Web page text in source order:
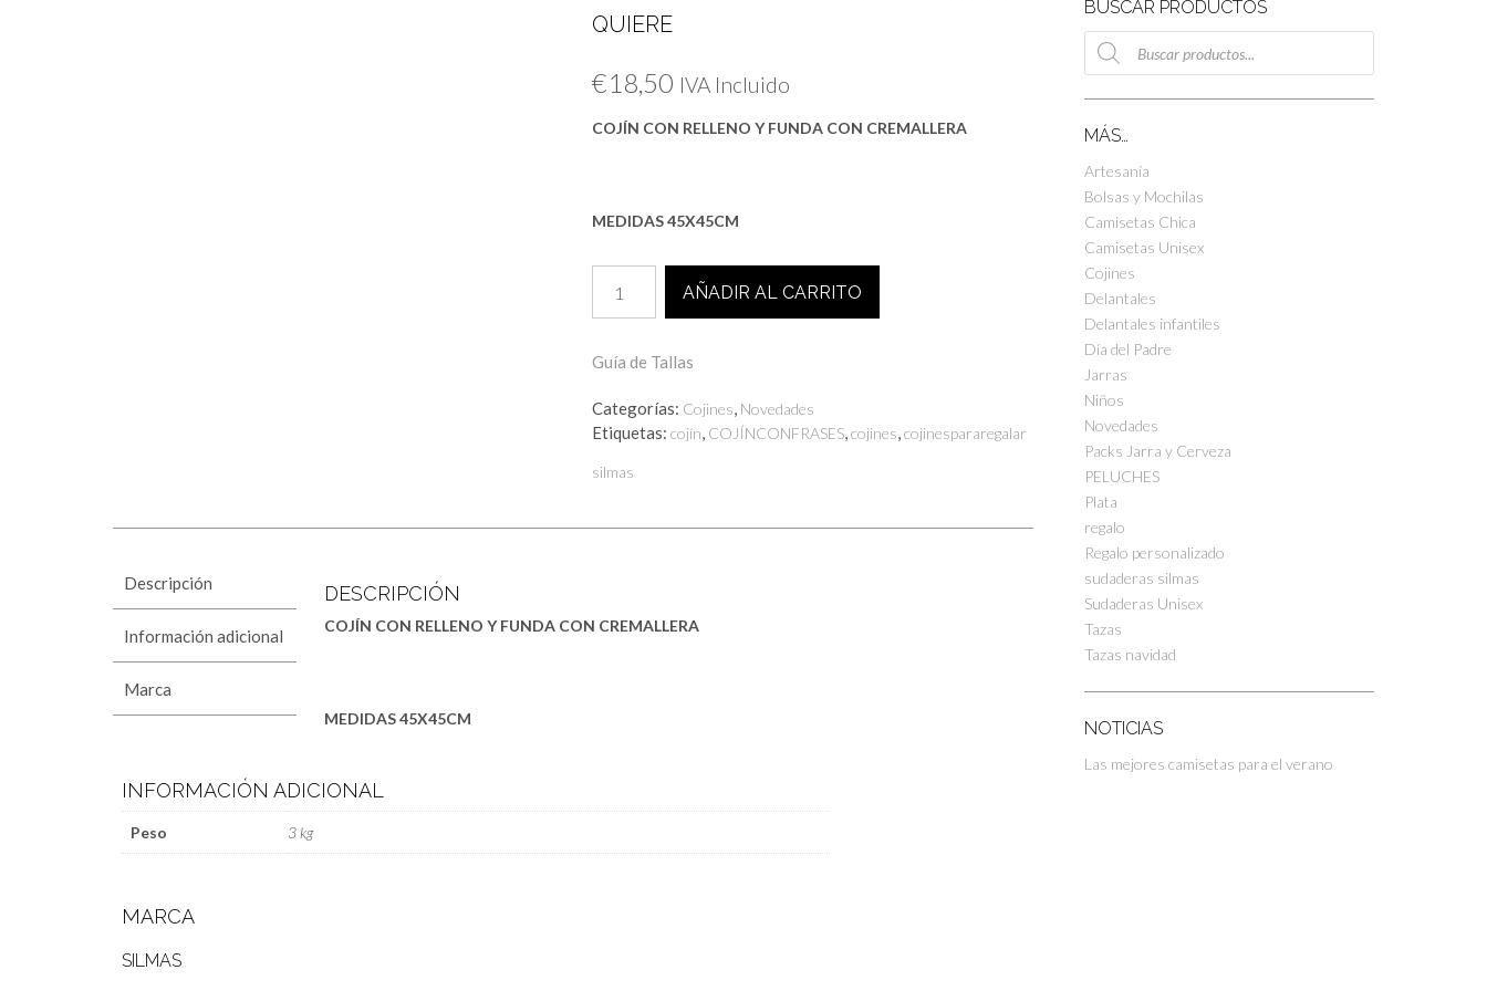
QUIERE
€18,50 IVA Incluido
COJÍN CON RELLENO Y FUNDA CON CREMALLERA
MEDIDAS 45X45CM
CÚAL
ES
POLLO
MÁS
TE
AÑADIR AL CARRITO
Guía de Tallas
Categorías: Cojines, Novedades
Etiquetas: cojín, COJÍNCONFRASES,cojines,cojinespararegalar
silmas
Descripción
Información adicional
Marca
DESCRIPCIÓN
COJÍN CON RELLENO Y FUNDA CON CREMALLERA
MEDIDAS 45X45CM
INFORMACIÓN ADICIONAL
Peso 3 kg
MARCA
SILMAS
BUSCAR PRODUCTOS
Búsqueda
de
productos
MÁS…
Artesanía
Bolsas y Mochilas
Camisetas Chica
Camisetas Unisex
Cojines
Delantales
Delantales infantiles
Día del Padre
Jarras
Niños
Novedades
Packs Jarra y Cerveza
PELUCHES
Plata
regalo
Regalo personalizado
sudaderas silmas
Sudaderas Unisex
Tazas
Tazas navidad
NOTICIAS
Las mejores camisetas para el verano